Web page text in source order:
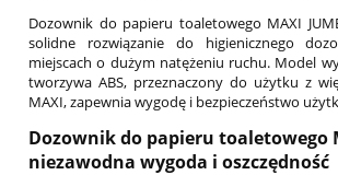
Dozownik do papieru toaletowego MAXI
solidne rozwiązanie do higienicznego
miejscach o dużym natężeniu ruchu. Model
tworzywa ABS, przeznaczony do użytku z
MAXI, zapewnia wygodę i bezpieczeństwo
Dozownik do papieru toaletowego
niezawodna wygoda i oszczędność